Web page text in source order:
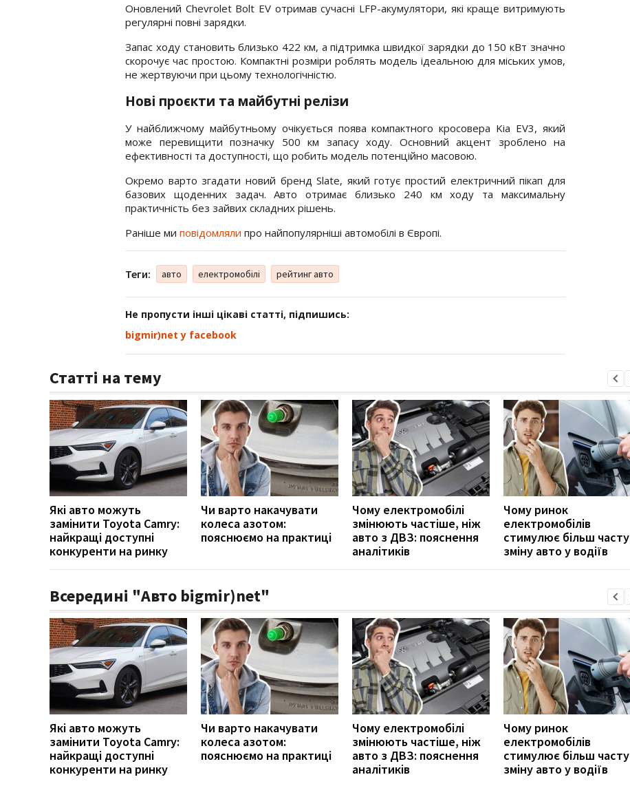
Оновлений Chevrolet Bolt EV отримав сучасні LFP-акумулятори, які краще витримують
регулярні повні зарядки.
Запас ходу становить близько 422 км, а підтримка швидкої зарядки до 150 кВт значно
скорочує час простою. Компактні розміри роблять модель ідеальною для міських умов,
не жертвуючи при цьому технологічністю.
Нові проєкти та майбутні релізи
У найближчому майбутньому очікується поява компактного кросовера Kia EV3, який
може перевищити позначку 500 км запасу ходу. Основний акцент зроблено на
ефективності та доступності, що робить модель потенційно масовою.
Окремо варто згадати новий бренд Slate, який готує простий електричний пікап для
базових щоденних задач. Авто отримає близько 240 км ходу та максимальну
практичність без зайвих складних рішень.
Раніше ми повідомляли про найпопулярніші автомобілі в Європі.
Теги: авто електромобілі рейтинг авто
Не пропусти інші цікаві статті, підпишись:
bigmir)net у facebook
Статті на тему
Які авто можуть
замінити Toyota Camry:
найкращі доступні
конкуренти на ринку
Чи варто накачувати
колеса азотом:
пояснюємо на практиці
Чому електромобілі
змінюють частіше, ніж
авто з ДВЗ: пояснення
аналітиків
Чому ринок
електромобілів
стимулює більш часту
зміну авто у водіїв
Всередині "Авто bigmir)net"
Які авто можуть
замінити Toyota Camry:
найкращі доступні
конкуренти на ринку
Чи варто накачувати
колеса азотом:
пояснюємо на практиці
Чому електромобілі
змінюють частіше, ніж
авто з ДВЗ: пояснення
аналітиків
Чому ринок
електромобілів
стимулює більш часту
зміну авто у водіїв